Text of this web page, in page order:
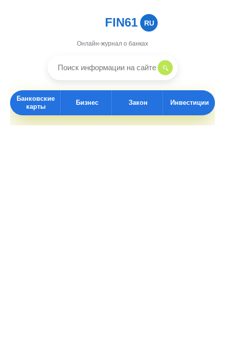
FIN61 RU
Онлайн-журнал о банках
Банковские
карты
Бизнес Закон Инвестиции